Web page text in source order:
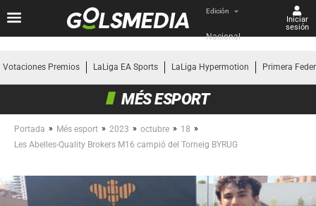
Edición
Nacional
Iniciar
sesión
Votaciones Premios LaLiga EA Sports LaLiga Hypermotion Primera
MÉS ESPORT
Portada » Més esport » 2023 » octubre » 18 »
Les Abelles-Quality Brokers M16 campió del Torneig BYRUG